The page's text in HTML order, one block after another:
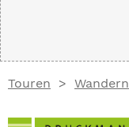
Touren Wandern